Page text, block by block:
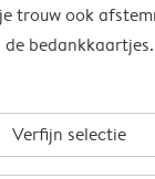
trouw ook
bedankkaartjes.
Verfijn selectie